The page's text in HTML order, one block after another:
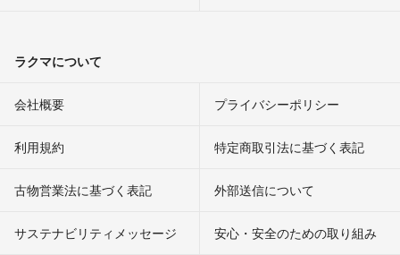
ラクマについて
会社概要 プライバシーポリシー
利用規約 特定商取引法に基づく表記
古物営業法に基づく表記 外部送信について
サステナビリティメッセージ 安心・安全のための取り組み